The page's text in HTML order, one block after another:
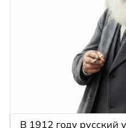
В 1912 году